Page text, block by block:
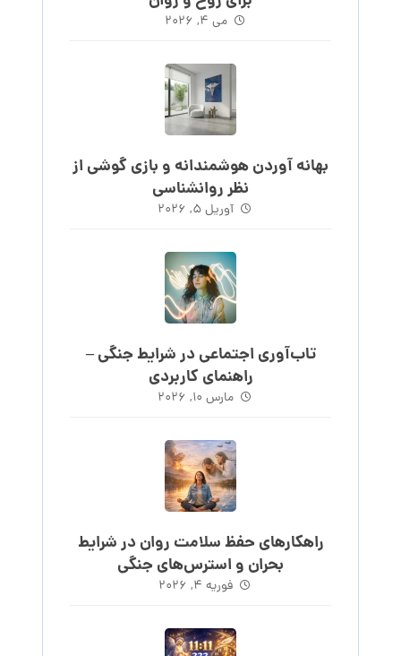
می ۴, ۲۰۲۶
بهانه آوردن هوشمندانه و بازی گوشی از
نظر روانشناسی
آوریل ۵, ۲۰۲۶
تاب‌آوری اجتماعی در شرایط جنگی –
راهنمای کاربردی
مارس ۱۰, ۲۰۲۶
راهکارهای حفظ سلامت روان در شرایط
بحران و استرس‌های جنگی
فوریه ۴, ۲۰۲۶